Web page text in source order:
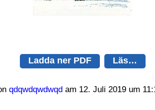
Ladda ner PDF
Läs…
qdqwdqwdwqdam 12. Juli 2019 um